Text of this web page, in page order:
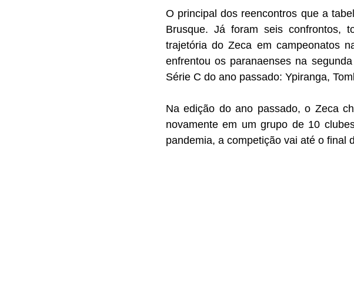
O principal dos reencontros que a
Brusque. Já foram seis confrontos,
trajetória do Zeca em campeonatos
enfrentou os paranaenses na
Série C do ano passado: Ypiranga,
Na edição do ano passado, o Zeca
novamente em um grupo de 10
pandemia, a competição vai até o final